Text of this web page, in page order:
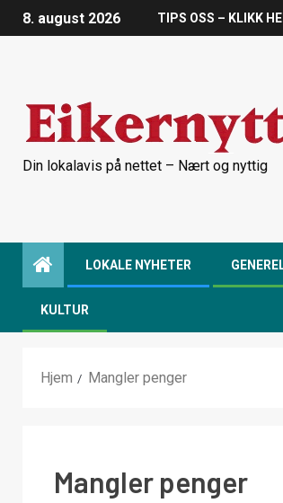
8. august 2026 TIPS OSS – KLIKK
Din lokalavis på nettet – Nært og nyttig
LOKALE NYHETER
KULTUR
Hjem Mangler penger
Mangler penger